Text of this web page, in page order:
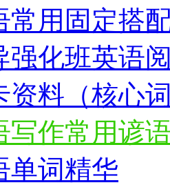
常用固定搭
强化班英语
资料（核心
写作常用谚
单词精华